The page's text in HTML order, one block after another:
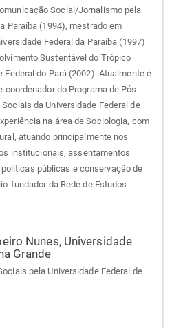
Social/Jornalismo pela
Paraíba (1994), mestrado em
Federal da Paraíba (1997)
Sustentável do Trópico
Federal do Pará (2002). Atualmente é
do Programa de Pós-
da Universidade Federal de
na área de Sociologia, com
atuando principalmente nos
institucionais, assentamentos
públicas e conservação de
fundador da Rede de Estudos
Nunes, Universidade
Grande
pela Universidade Federal de